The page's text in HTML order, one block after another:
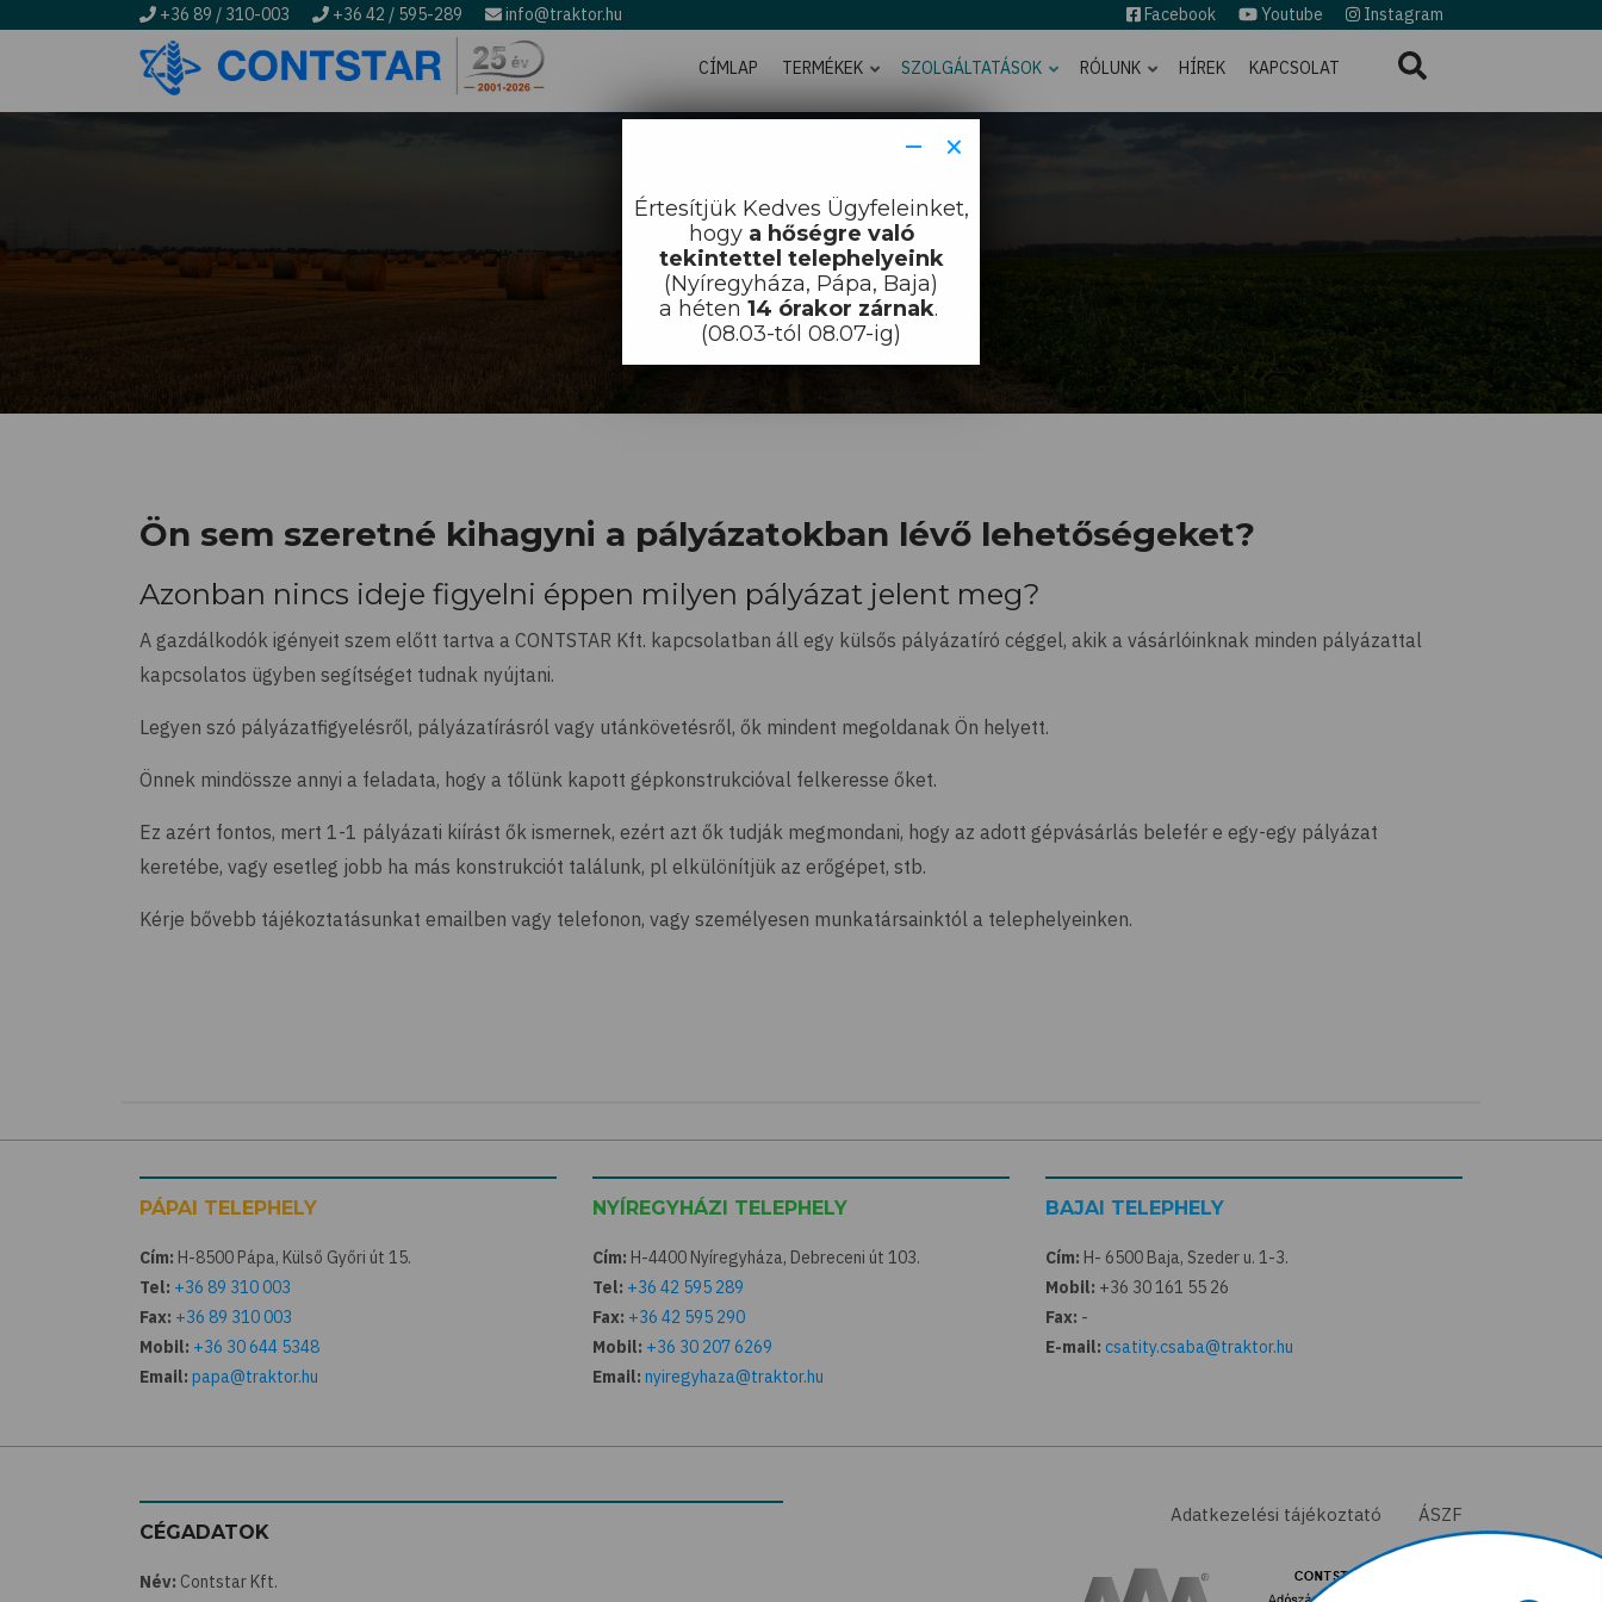
+36 89 / 310-003 +36 42 / 595-289 info@traktor.hu Facebook Youtube Instagram
CÍMLAP TERMÉKEK SZOLGÁLTATÁSOK RÓLUNK HÍREK KAPCSOLAT
Morzsa
Címlap Pályázatírás
Pályázatírás
Ön sem szeretné kihagyni a pályázatokban lévő lehetőségeket?
Azonban nincs ideje figyelni éppen milyen pályázat jelent meg?
A gazdálkodók igényeit szem előtt tartva a CONTSTAR Kft. kapcsolatban áll egy külsős pályázatíró céggel, akik a vásárlóinknak minden pályázattal
kapcsolatos ügyben segítséget tudnak nyújtani.
Legyen szó pályázatfigyelésről, pályázatírásról vagy utánkövetésről, ők mindent megoldanak Ön helyett.
Önnek mindössze annyi a feladata, hogy a tőlünk kapott gépkonstrukcióval felkeresse őket.
Ez azért fontos, mert 1-1 pályázati kiírást ők ismernek, ezért azt ők tudják megmondani, hogy az adott gépvásárlás belefér e egy-egy pályázat
keretébe, vagy esetleg jobb ha más konstrukciót találunk, pl elkülönítjük az erőgépet, stb.
Kérje bővebb tájékoztatásunkat emailben vagy telefonon, vagy személyesen munkatársainktól a telephelyeinken.
×
−
Értesítjük Kedves Ügyfeleinket,
hogy a hőségre való
tekintettel telephelyeink
(Nyíregyháza, Pápa, Baja)
a héten 14 órakor zárnak.
(08.03-tól 08.07-ig)
PÁPAI TELEPHELY
Cím: H-8500 Pápa, Külső Győri út 15.
Tel: +36 89 310 003
Fax: +36 89 310 003
Mobil: +36 30 644 5348
Email: papa@traktor.hu
NYÍREGYHÁZI TELEPHELY
Cím: H-4400 Nyíregyháza, Debreceni út 103.
Tel: +36 42 595 289
Fax: +36 42 595 290
Mobil: +36 30 207 6269
Email: nyiregyhaza@traktor.hu
BAJAI TELEPHELY
Cím: H- 6500 Baja, Szeder u. 1-3.
Mobil: +36 30 161 55 26
Fax: -
E-mail: csatity.csaba@traktor.hu
CÉGADATOK
Név: Contstar Kft.
Adatkezelési tájékoztató ÁSZF